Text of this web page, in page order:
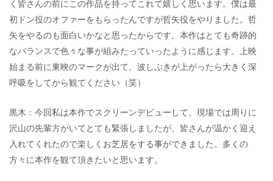
く皆さんの前にこの作品を持ってこれて嬉しく思います。僕は最
初ドン役のオファーをもらったんですが哲矢役をやりました。哲
矢をやるのも面白いかなと思ったからです。本作はとても奇跡的
なバランスで色々な事が組みたっていったように感じます。上映
始まる前に東映のマークが出て、波しぶきが上がったら大きく深
呼吸をしてから観てください（笑）
黒木：今回私は本作でスクリーンデビューして、現場では周りに
沢山の先輩方がいてとても緊張しましたが、皆さんが温かく迎え
入れてくれたので楽しくお芝居をする事ができました。多くの
方々に本作を観て頂きたいと思います。